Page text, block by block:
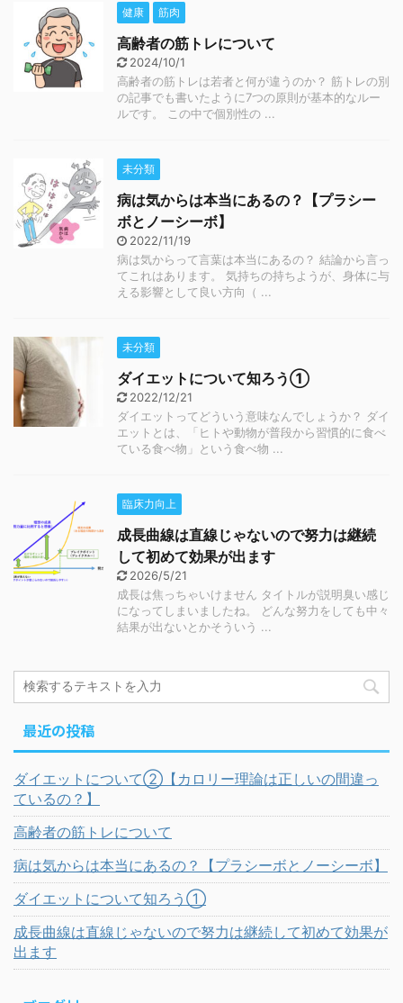
健康 筋肉
高齢者の筋トレについて
2024/10/1
高齢者の筋トレは若者と何が違うのか？ 筋トレの別
の記事でも書いたように7つの原則が基本的なルー
ルです。 この中で個別性の ...
未分類
病は気からは本当にあるの？【プラシー
ボとノーシーボ】
2022/11/19
病は気からって言葉は本当にあるの？ 結論から言っ
てこれはあります。 気持ちの持ちようが、身体に与
える影響として良い方向（ ...
未分類
ダイエットについて知ろう①
2022/12/21
ダイエットってどういう意味なんでしょうか？ ダイ
エットとは、「ヒトや動物が普段から習慣的に食べ
ている食べ物」という食べ物 ...
臨床力向上
成長曲線は直線じゃないので努力は継続
して初めて効果が出ます
2026/5/21
成長は焦っちゃいけません タイトルが説明臭い感じ
になってしまいましたね。 どんな努力をしても中々
結果が出ないとかそういう ...
最近の投稿
ダイエットについて②【カロリー理論は正しいの間違っ
ているの？】
高齢者の筋トレについて
病は気からは本当にあるの？【プラシーボとノーシーボ】
ダイエットについて知ろう①
成長曲線は直線じゃないので努力は継続して初めて効果が
出ます